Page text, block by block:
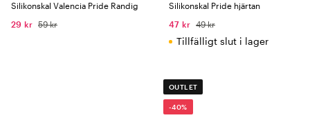
Silikonskal Valencia Pride Randig
29 kr 59 kr
Silikonskal Pride hjärtan
47 kr 49 kr
Tillfälligt slut i lager
OUTLET
-40%